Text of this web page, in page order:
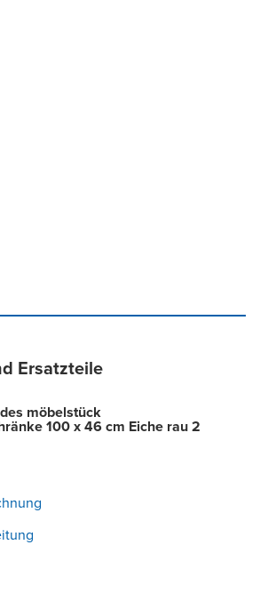
Ersatzteile
möbelstück
100 x 46 cm Eiche rau 2